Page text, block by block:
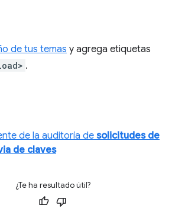
de tus temas y agrega etiquetas
.
de la auditoría de solicitudes de
de claves
¿Te ha resultado útil?